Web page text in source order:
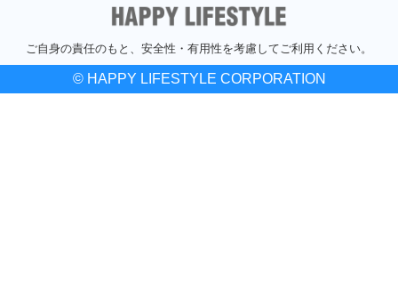
ご自身の責任のもと、安全性・有用性を考慮してご利用ください。
© HAPPY LIFESTYLE CORPORATION